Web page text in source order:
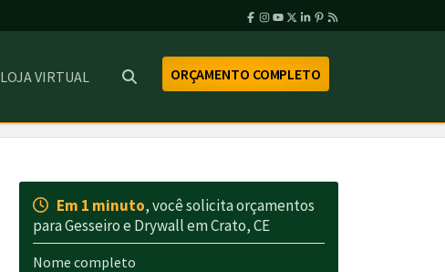
LOJA VIRTUAL ORÇAMENTO COMPLETO
Em 1 minuto, você solicita orçamentos
para Gesseiro e Drywall em Crato, CE
Nome completo